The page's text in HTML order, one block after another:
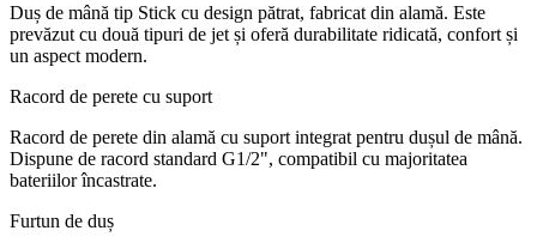
Duș de mână tip Stick cu design pătrat, fabricat din alamă. Este
prevăzut cu două tipuri de jet și oferă durabilitate ridicată, confort și
un aspect modern.
Racord de perete cu suport
Racord de perete din alamă cu suport integrat pentru dușul de mână.
Dispune de racord standard G1/2", compatibil cu majoritatea
bateriilor încastrate.
Furtun de duș